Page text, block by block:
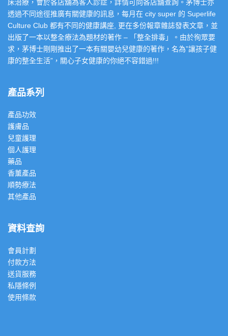
床治療，會於各店舖為客人診症，詳情可向各店舖查詢。茅博士亦
透過不同途徑推廣有關健康的訊息，每月在 city super 的 Superlife
Culture Club 都有不同的健康講座, 更在多份報章雜誌發表文章，並
出版了一本以整全療法為題材的著作 – 「整全排毒」。由於徇眾要
求，茅博士剛剛推出了一本有關嬰幼兒健康的著作，名為”讓孩子健
康的整全生活”，關心子女健康的你絕不容錯過!!!
產品系列
產品功效
護膚品
兒童護理
個人護理
藥品
香薰產品
順勢療法
其他產品
資料查詢
會員計劃
付款方法
送貨服務
私隱條例
使用條款